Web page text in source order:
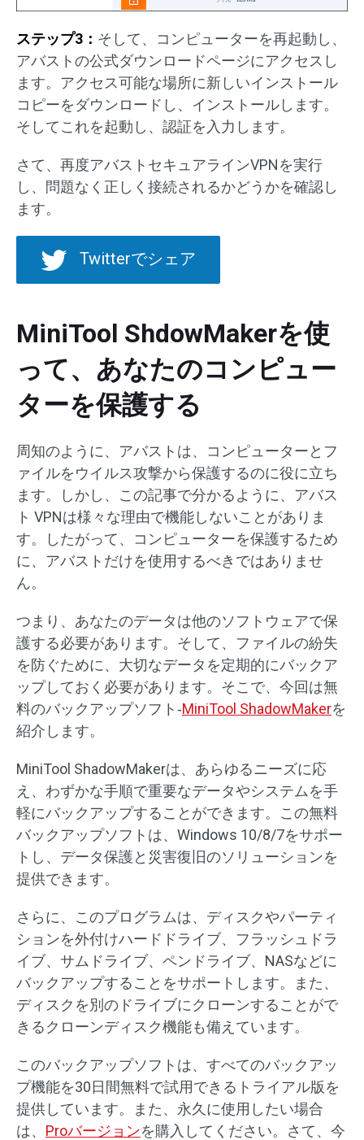
ステップ3： そして、コンピューターを再起動し、
アバストの公式ダウンロードページにアクセスし
ます。アクセス可能な場所に新しいインストール
コピーをダウンロードし、インストールします。
そしてこれを起動し、認証を入力します。
さて、再度アバストセキュアラインVPNを実行
し、問題なく正しく接続されるかどうかを確認し
ます。
Twitterでシェア
MiniTool ShdowMakerを使
って、あなたのコンピュー
ターを保護する
周知のように、アバストは、コンピューターとフ
ァイルをウイルス攻撃から保護するのに役に立ち
ます。しかし、この記事で分かるように、アバス
ト VPNは様々な理由で機能しないことがありま
す。したがって、コンピューターを保護するため
に、アバストだけを使用するべきではありませ
ん。
つまり、あなたのデータは他のソフトウェアで保
護する必要があります。そして、ファイルの紛失
を防ぐために、大切なデータを定期的にバックア
ップしておく必要があります。そこで、今回は無
料のバックアップソフト‐MiniTool ShadowMakerを
紹介します。
MiniTool ShadowMakerは、あらゆるニーズに応
え、わずかな手順で重要なデータやシステムを手
軽にバックアップすることができます。この無料
バックアップソフトは、Windows 10/8/7をサポー
トし、データ保護と災害復旧のソリューションを
提供できます。
さらに、このプログラムは、ディスクやパーティ
ションを外付けハードドライブ、フラッシュドラ
イブ、サムドライブ、ペンドライブ、NASなどに
バックアップすることをサポートします。また、
ディスクを別のドライブにクローンすることがで
きるクローンディスク機能も備えています。
このバックアップソフトは、すべてのバックアッ
プ機能を30日間無料で試用できるトライアル版を
提供しています。また、永久に使用したい場合
は、 Proバージョンを購入してください。さて、今